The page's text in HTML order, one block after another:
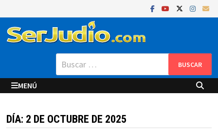
al
contenido
Buscar:
MENÚ
DÍA: 2 DE OCTUBRE DE 2025